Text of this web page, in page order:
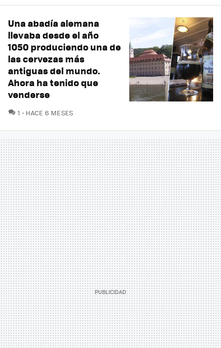
Una abadía alemana
llevaba desde el año
1050 produciendo una de
las cervezas más
antiguas del mundo.
Ahora ha tenido que
venderse
1 COMENTARIOS
HACE 6 MESES